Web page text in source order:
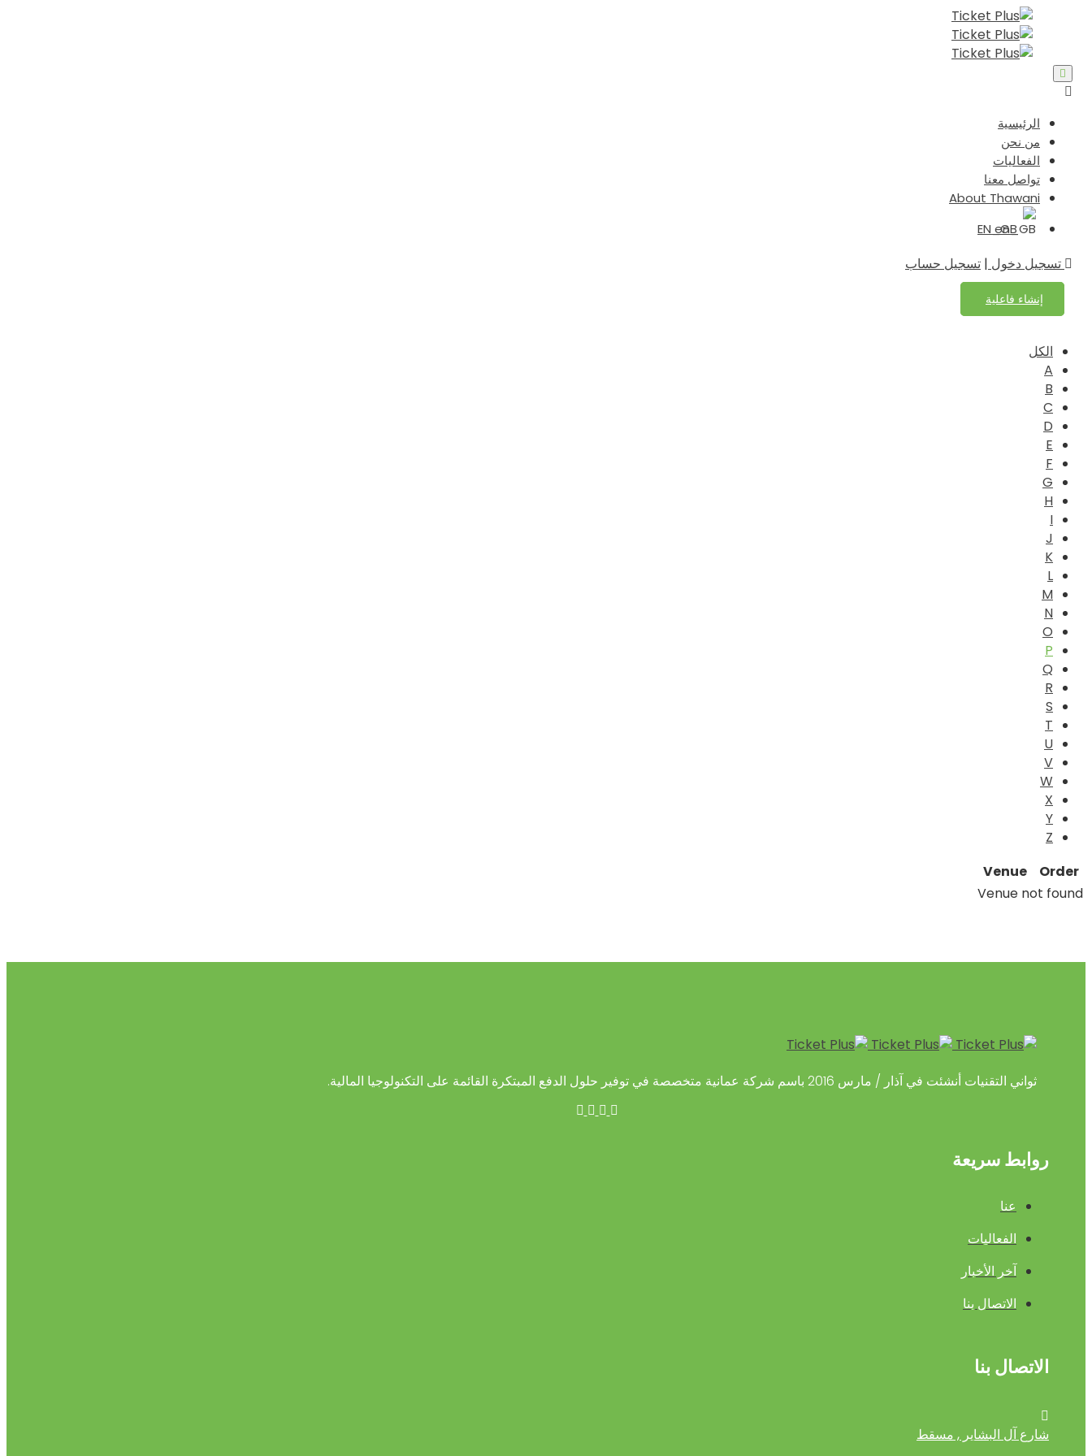
الرئيسية
من نحن
الفعاليات
تواصل معنا
About Thawani
EN_GB
تسجيل دخول | تسجيل حساب
إنشاء فاعلية
الكل
A
B
C
D
E
F
G
H
I
J
K
L
M
N
O
P
Q
R
S
T
U
V
W
X
Y
Z
Order
Venue
Venue not found
ثواني التقنيات أنشئت في آذار / مارس 2016 باسم شركة عمانية متخصصة في توفير حلول الدفع المبتكرة القائمة على التكنولوجيا المالية.
روابط سريعة
عنا
الفعاليات
آخر الأخبار
الاتصال بنا
الاتصال بنا
شارع آل البشاير , مسقط